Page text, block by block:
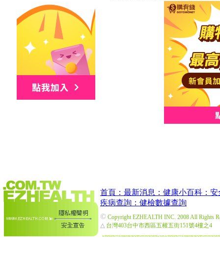
首頁： 最新消息： 健康小百科： 安
疾病查詢： 健檢數據查詢
© Copyright EZHEALTH INC. 2008 All Rights
△ 台灣403台中市西區五權五街151號4樓之4